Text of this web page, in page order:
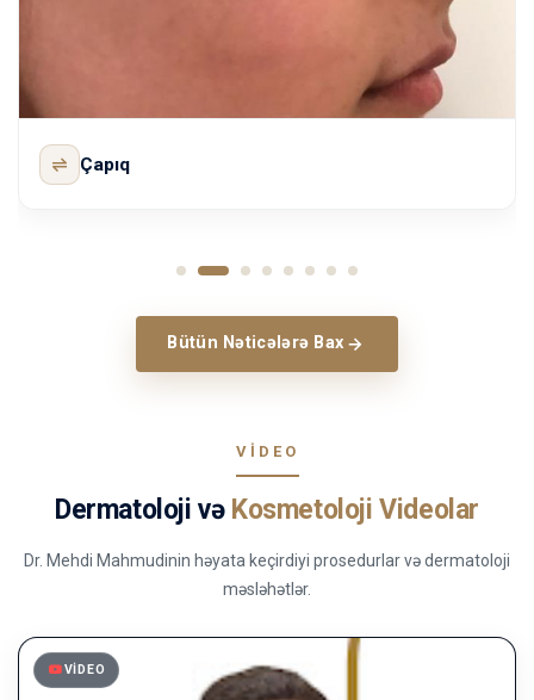
Bütün Nəticələrə Bax
VIDEO
Dermatoloji və Kosmetoloji Videolar
Dr. Mehdi Mahmudinin həyata keçirdiyi prosedurlar və dermatoloji
məsləhətlər.
VIDEO